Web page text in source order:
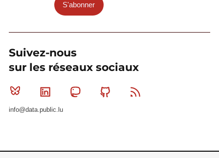
S'abonner
Suivez-nous
sur les réseaux sociaux
Bluesky Linkedin MastodonGithub
info@data.public.lu